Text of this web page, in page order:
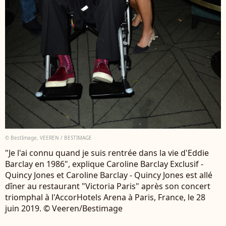
© BestImage, VEEREN / BESTIMAGE
"Je l'ai connu quand je suis rentrée dans la vie d'Eddie
Barclay en 1986", explique Caroline Barclay Exclusif -
Quincy Jones et Caroline Barclay - Quincy Jones est allé
dîner au restaurant "Victoria Paris" après son concert
triomphal à l'AccorHotels Arena à Paris, France, le 28
juin 2019. © Veeren/Bestimage